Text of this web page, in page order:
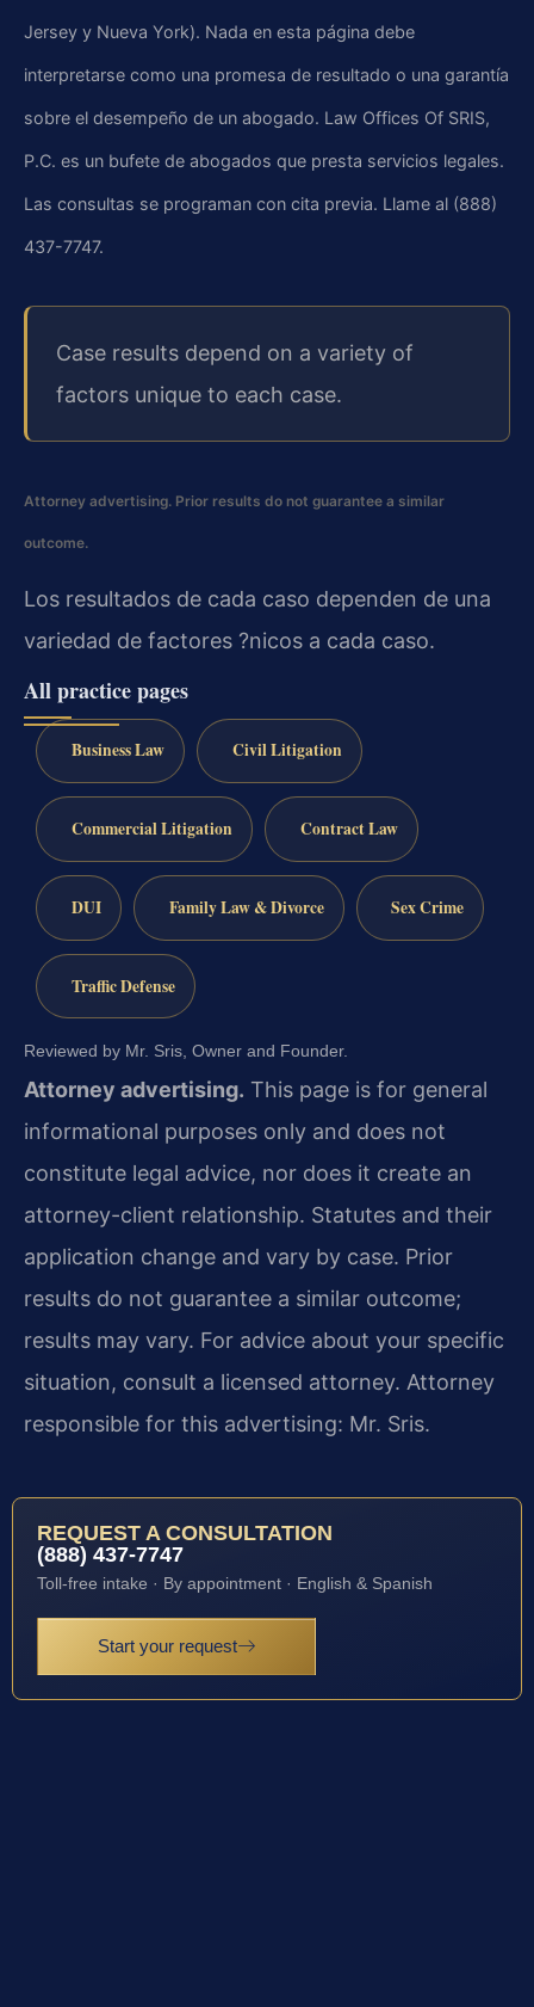
Jersey y Nueva York). Nada en esta página debe
interpretarse como una promesa de resultado o una garantía
sobre el desempeño de un abogado. Law Offices Of SRIS,
P.C. es un bufete de abogados que presta servicios legales.
Las consultas se programan con cita previa. Llame al (888)
437-7747.
Case results depend on a variety of
factors unique to each case.
Attorney advertising. Prior results do not guarantee a similar
outcome.
Los resultados de cada caso dependen de una
variedad de factores ?nicos a cada caso.
All practice pages
Business Law Civil Litigation
Commercial Litigation Contract Law
DUI Family Law & Divorce Sex Crime
Traffic Defense
Reviewed by Mr. Sris, Owner and Founder.
Attorney advertising. This page is for general
informational purposes only and does not
constitute legal advice, nor does it create an
attorney-client relationship. Statutes and their
application change and vary by case. Prior
results do not guarantee a similar outcome;
results may vary. For advice about your specific
situation, consult a licensed attorney. Attorney
responsible for this advertising: Mr. Sris.
REQUEST A CONSULTATION
(888) 437-7747
Toll-free intake · By appointment · English & Spanish
Start your request